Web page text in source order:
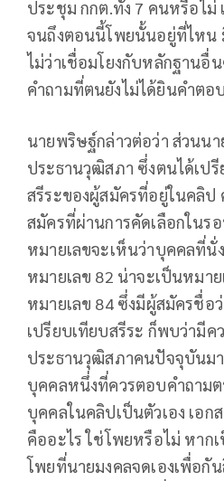
ประชุม กกต.ทั้ง 7 คนหรือไม่
จนถึงตอนนี้โพยนั้นอยู่ที่ไหน
ไม่ว่าเชื่อมโยงกับหลักฐานอื่
คำถามที่ตนยังไม่ได้ยินคำตอ
นายพริษฐ์กล่าวต่อว่า ส่วนนา
ประธานวุฒิสภา ซึ่งตนได้เป
สรีระของผู้สมัครที่อยู่ในคลิป
สมัครที่ผ่านการคัดเลือกในร
หมายเลขจะเห็นว่าบุคคลที่นั่
หมายเลข 82 น่าจะเป็นหมา
หมายเลข 84 ซึ่งมีผู้สมัครชื่อ
เปรียบเทียบสรีระ ก็พบว่ามีค
ประธานวุฒิสภาคนปัจจุบันม
บุคคลหนึ่งที่ควรตอบคำถาม
บุคคลในคลิปเป็นตัวเอง เอ
คืออะไร ใช่โพยหรือไม่ หาก
โพยที่นายมงคลจดเองเพื่อกั